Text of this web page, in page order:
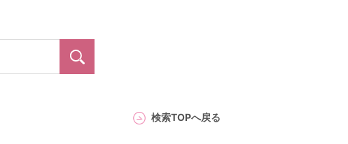
検索TOPへ戻る